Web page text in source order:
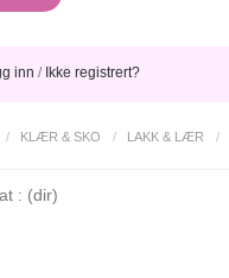
inn / Ikke registrert?
/ KLÆR & SKO / LAKK & LÆR /
: (dir)